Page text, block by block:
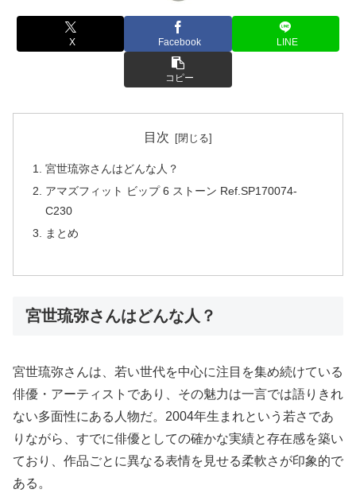
X Facebook LINE
コピー
目次
宮世琉弥さんはどんな人？
アマズフィット ビップ 6 ストーン Ref.SP170074-
C230
まとめ
宮世琉弥さんはどんな人？
宮世琉弥さんは、若い世代を中心に注目を集め続けている
俳優・アーティストであり、その魅力は一言では語りきれ
ない多面性にある人物だ。2004年生まれという若さであ
りながら、すでに俳優としての確かな実績と存在感を築い
ており、作品ごとに異なる表情を見せる柔軟さが印象的で
ある。